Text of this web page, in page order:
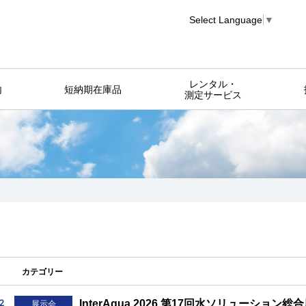
Select Language ▼
短納期在庫品
レンタル・
測定サービス
カテゴリー
展示会 InterAqua 2026 第17回水ソリューション